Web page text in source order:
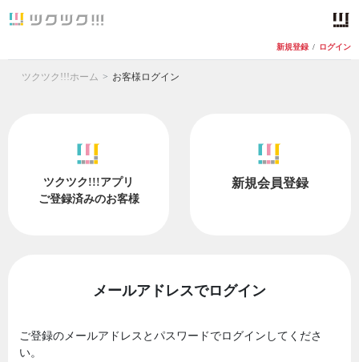
新規登録 / ログイン
ツクツク!!!ホーム お客様ログイン
ツクツク!!!アプリ
ご登録済みのお客様
新規会員登録
メールアドレスでログイン
ご登録のメールアドレスとパスワードでログインしてくださ
い。